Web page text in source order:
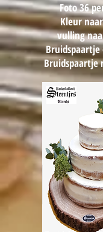
Foto 36
Kleur
vulling
Bruidspaartje